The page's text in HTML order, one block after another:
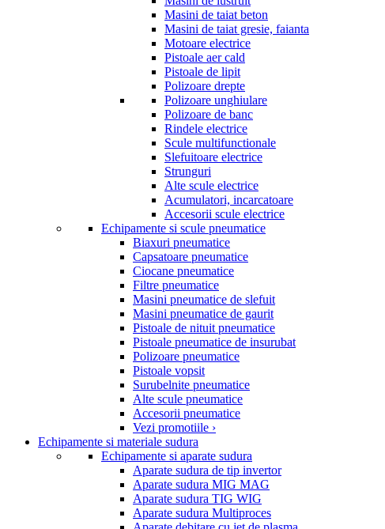
Masini de taiat beton
Masini de taiat gresie, faianta
Motoare electrice
Pistoale aer cald
Pistoale de lipit
Polizoare drepte
Polizoare unghiulare
Polizoare de banc
Rindele electrice
Scule multifunctionale
Slefuitoare electrice
Strunguri
Alte scule electrice
Acumulatori, incarcatoare
Accesorii scule electrice
Echipamente si scule pneumatice
Biaxuri pneumatice
Capsatoare pneumatice
Ciocane pneumatice
Filtre pneumatice
Masini pneumatice de slefuit
Masini pneumatice de gaurit
Pistoale de nituit pneumatice
Pistoale pneumatice de insurubat
Polizoare pneumatice
Pistoale vopsit
Surubelnite pneumatice
Alte scule pneumatice
Accesorii pneumatice
Vezi promotiile ›
Echipamente si materiale sudura
Echipamente si aparate sudura
Aparate sudura de tip invertor
Aparate sudura MIG MAG
Aparate sudura TIG WIG
Aparate sudura Multiproces